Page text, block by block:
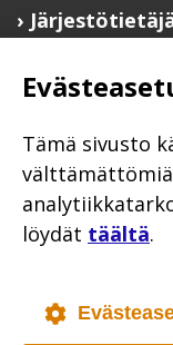
Civil Society
Tämä sivusto
löydät täältä.